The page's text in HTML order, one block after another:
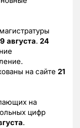
августа. 24
на сайте 21
на
цифр
.